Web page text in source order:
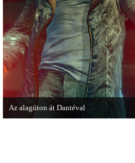
Az alagúton át Dantéval